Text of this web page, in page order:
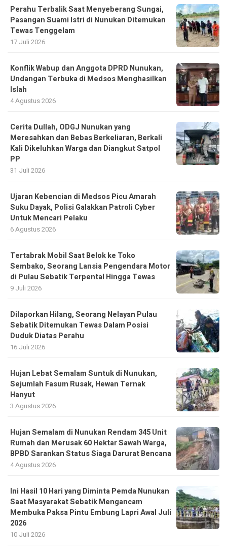
Perahu Terbalik Saat Menyeberang Sungai,
Pasangan Suami Istri di Nunukan Ditemukan
Tewas Tenggelam
17 Juli 2026
Konflik Wabup dan Anggota DPRD Nunukan,
Undangan Terbuka di Medsos Menghasilkan
Islah
4 Agustus 2026
Cerita Dullah, ODGJ Nunukan yang
Meresahkan dan Bebas Berkeliaran, Berkali
Kali Dikeluhkan Warga dan Diangkut Satpol
PP
31 Juli 2026
Ujaran Kebencian di Medsos Picu Amarah
Suku Dayak, Polisi Galakkan Patroli Cyber
Untuk Mencari Pelaku
6 Agustus 2026
Tertabrak Mobil Saat Belok ke Toko
Sembako, Seorang Lansia Pengendara Motor
di Pulau Sebatik Terpental Hingga Tewas
9 Juli 2026
Dilaporkan Hilang, Seorang Nelayan Pulau
Sebatik Ditemukan Tewas Dalam Posisi
Duduk Diatas Perahu
16 Juli 2026
Hujan Lebat Semalam Suntuk di Nunukan,
Sejumlah Fasum Rusak, Hewan Ternak
Hanyut
3 Agustus 2026
Hujan Semalam di Nunukan Rendam 345 Unit
Rumah dan Merusak 60 Hektar Sawah Warga,
BPBD Sarankan Status Siaga Darurat Bencana
4 Agustus 2026
Ini Hasil 10 Hari yang Diminta Pemda Nunukan
Saat Masyarakat Sebatik Mengancam
Membuka Paksa Pintu Embung Lapri Awal Juli
2026
10 Juli 2026